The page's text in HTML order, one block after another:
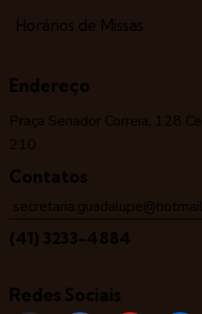
Horários de Missas
Endereço
Praça Senador Correia, 128
210
Contatos
(41) 3233-4884
Redes Sociais